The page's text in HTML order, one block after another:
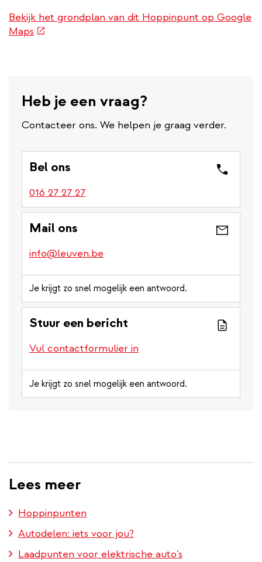
Bekijk het grondplan van dit Hoppinpunt op Google
Maps (externe
Heb je een vraag?
Contacteer ons. We helpen je graag verder.
Bel ons
016 27 27 27
Mail ons
info@leuven.be
Je krijgt zo snel mogelijk een antwoord.
Stuur een bericht
Vul contactformulier in
Je krijgt zo snel mogelijk een antwoord.
Lees meer
Hoppinpunten
Autodelen: iets voor jou?
Laadpunten voor elektrische auto's